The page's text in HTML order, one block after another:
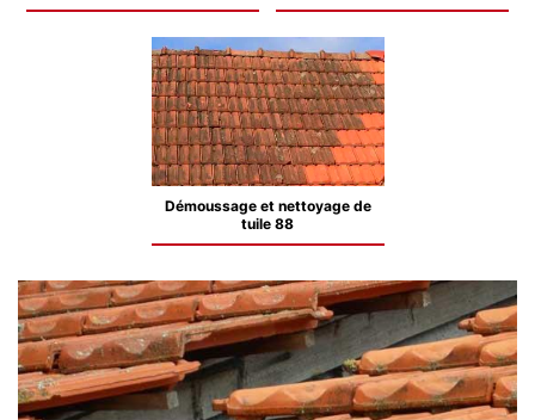
Démoussage et nettoyage de
tuile 88